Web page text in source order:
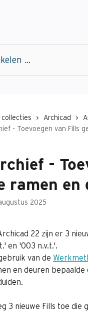
collecties Archicad
- Toevoegen van Fills
-
ramen en
2025
22 zijn er 3
en '003 n.v.t.'.
van de
en deuren bepaalde
3 nieuwe Fills toe die